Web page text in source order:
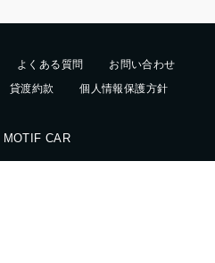
よくある質問
お問い合わせ
貸渡約款 個人情報保護方針
CAR